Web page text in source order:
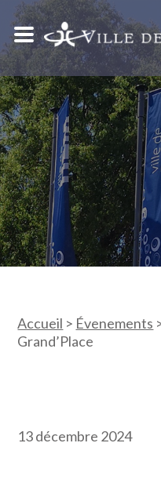
Accueil > Évenements
Grand’Place
13 décembre 2024